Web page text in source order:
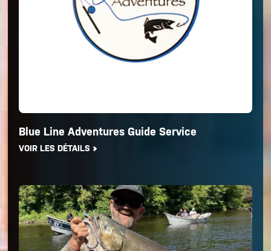
Blue Line Adventures Guide Service
VOIR LES DÉTAILS